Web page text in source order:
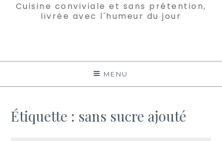
Cuisine conviviale et sans prétention,
livrée avec l'humeur du jour
MENU
Étiquette : sans sucre ajouté